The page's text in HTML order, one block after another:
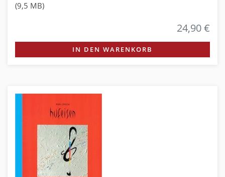
(9,5 MB)
24,90 €
IN DEN WARENKORB